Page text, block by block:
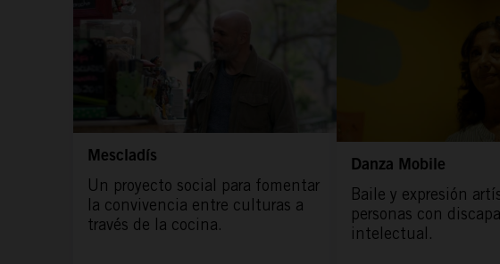
Mescladís
Un proyecto social para fomentar
la convivencia entre culturas a
través de la cocina.
Danza Mobile
Baile y expresión
personas con
intelectual.